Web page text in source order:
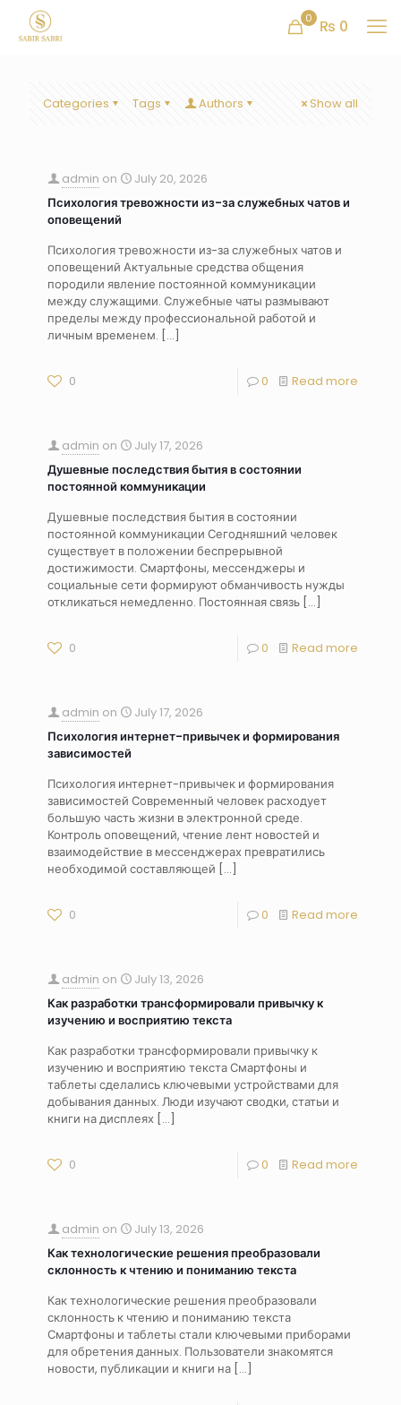
0 ₨ 0
Categories Tags Authors Show all
admin on
July 20, 2026
Психология тревожности из-за служебных чатов и
оповещений
Психология тревожности из-за служебных чатов и
оповещений Актуальные средства общения
породили явление постоянной коммуникации
между служащими. Служебные чаты размывают
пределы между профессиональной работой и
личным временем. […]
0 0 Read more
admin on
July 17, 2026
Душевные последствия бытия в состоянии
постоянной коммуникации
Душевные последствия бытия в состоянии
постоянной коммуникации Сегодняшний человек
существует в положении беспрерывной
достижимости. Смартфоны, мессенджеры и
социальные сети формируют обманчивость нужды
откликаться немедленно. Постоянная связь […]
0 0 Read more
admin on
July 17, 2026
Психология интернет-привычек и формирования
зависимостей
Психология интернет-привычек и формирования
зависимостей Современный человек расходует
большую часть жизни в электронной среде.
Контроль оповещений, чтение лент новостей и
взаимодействие в мессенджерах превратились
необходимой составляющей […]
0 0 Read more
admin on
July 13, 2026
Как разработки трансформировали привычку к
изучению и восприятию текста
Как разработки трансформировали привычку к
изучению и восприятию текста Смартфоны и
таблеты сделались ключевыми устройствами для
добывания данных. Люди изучают сводки, статьи и
книги на дисплеях […]
0 0 Read more
admin on
July 13, 2026
Как технологические решения преобразовали
склонность к чтению и пониманию текста
Как технологические решения преобразовали
склонность к чтению и пониманию текста
Смартфоны и таблеты стали ключевыми приборами
для обретения данных. Пользователи знакомятся
новости, публикации и книги на […]